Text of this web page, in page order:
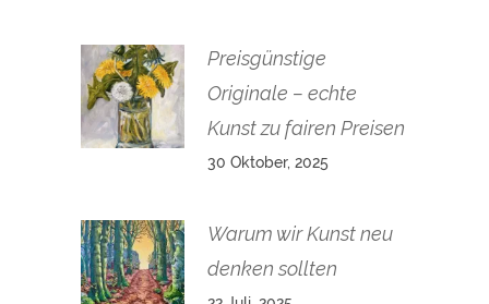
Preisgünstige
Originale – echte
Kunst zu fairen Preisen
30 Oktober, 2025
Warum wir Kunst neu
denken sollten